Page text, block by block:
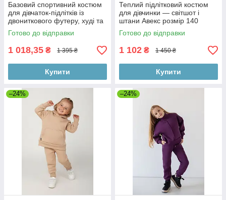
Базовий спортивний костюм
для дівчаток-підлітків із
двониткового футеру, худі та
штани на гумці
Готово до відправки
1 018,35 ₴ 1 395 ₴
Купити
Теплий підлітковий костюм
для дівчинки — світшот і
штани Авекс розмір 140
Готово до відправки
1 102 ₴ 1 450 ₴
Купити
–24% –24%